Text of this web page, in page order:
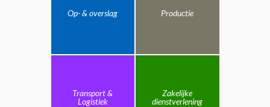
Op- & overslag Productie
Transport &
Logistiek
Zakelijke
dienstverlening